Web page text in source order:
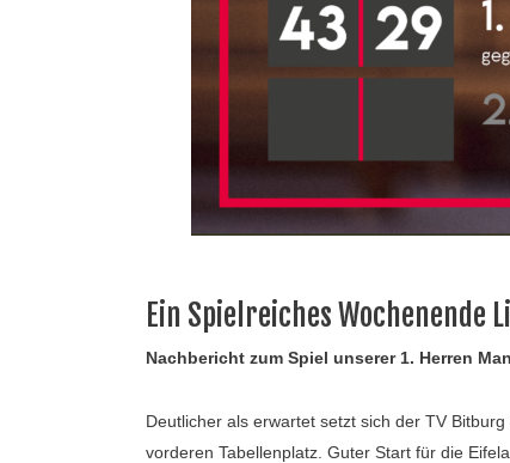
Ein Spielreiches Wochenende
Nachbericht zum Spiel unserer 1. Herren
Deutlicher als erwartet setzt sich der TV
vorderen Tabellenplatz. Guter Start für die